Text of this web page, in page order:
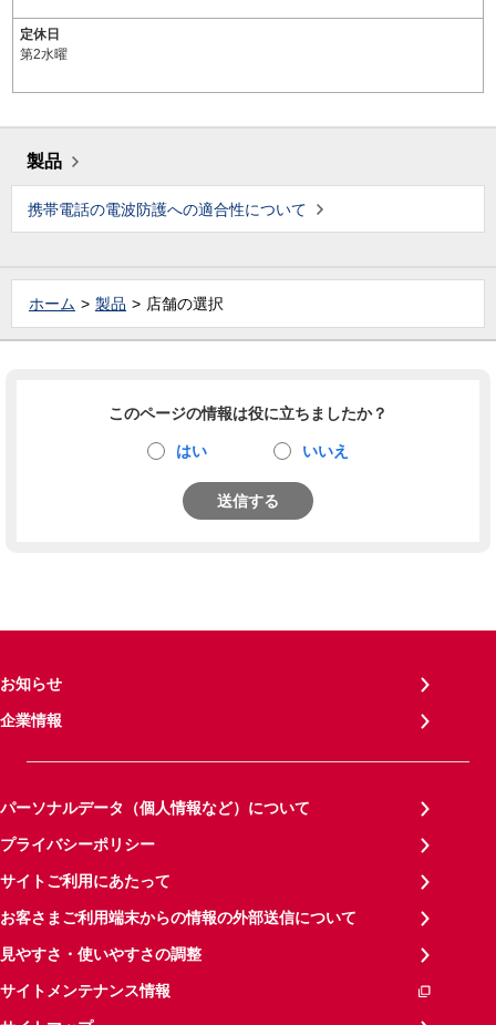
定休日
第2水曜
製品
携帯電話の電波防護への適合性について
ホーム 製品 店舗の選択
このページの情報は役に立ちましたか？
はい いいえ
送信する
お知らせ
企業情報
パーソナルデータ（個人情報など）について
プライバシーポリシー
サイトご利用にあたって
お客さまご利用端末からの情報の外部送信について
見やすさ・使いやすさの調整
サイトメンテナンス情報